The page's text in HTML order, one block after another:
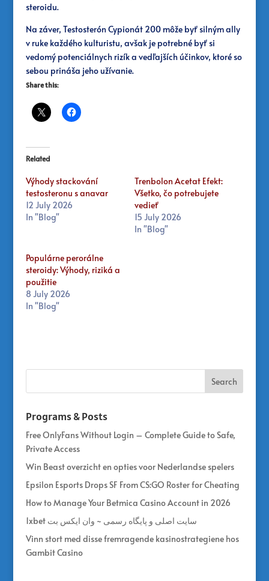
steroidu.
Na záver, Testosterón Cypionát 200 môže byť silným ally
v ruke každého kulturistu, avšak je potrebné byť si
vedomý potenciálnych rizík a vedľajších účinkov, ktoré so
sebou prináša jeho užívanie.
Share this:
Related
Výhody stackování
testosteronu s anavar
12 July 2026
In "Blog"
Trenbolon Acetat Efekt:
Všetko, čo potrebujete
vedieť
15 July 2026
In "Blog"
Populárne perorálne
steroidy: Výhody, riziká a
použitie
8 July 2026
In "Blog"
Programs & Posts
Free OnlyFans Without Login – Complete Guide to Safe,
Private Access
Win Beast overzicht en opties voor Nederlandse spelers
Epsilon Esports Drops SF From CS:GO Roster for Cheating
How to Manage Your Betmica Casino Account in 2026
1xbet سایت اصلی و پایگاه رسمی ~ وان ایکس بت
Vinn stort med disse fremragende kasinostrategiene hos
Gambit Casino